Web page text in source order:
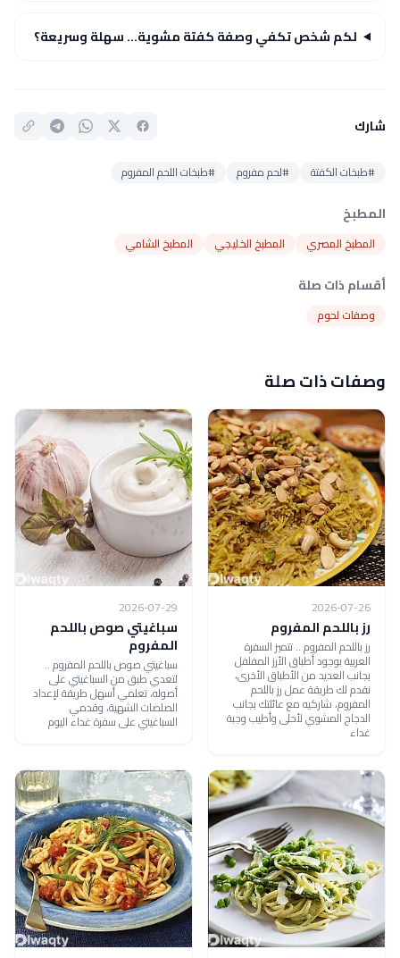
لكم شخص تكفي وصفة كفتة مشوية... سهلة وسريعة؟
شارك
#طبخات الكفتة #لحم مفروم #طبخات اللحم المفروم
المطبخ
المطبخ المصري المطبخ الخليجي المطبخ الشامي
أقسام ذات صلة
وصفات لحوم
وصفات ذات صلة
2026-07-26
رز باللحم المفروم
رز باللحم المفروم .. تتميز السفرة
العربية بوجود أطباق الأرز المفلفل
بجانب العديد من الأطباق الأخرى،
نقدم لك طريقة عمل رز باللحم
المفروم، شاركيه مع عائلتك بجانب
الدجاج المشوي لأحلى وأطيب وجبة
غداء
2026-07-29
سباغيتي صوص باللحم
المفروم
سباغيتي صوص باللحم المفروم ..
لتعدي طبق من السباغيتي على
أصوله، تعلمي أسهل طريقة لإعداد
الصلصات الشهية، وقدمي
السباغيتي على سفرة غداء اليوم